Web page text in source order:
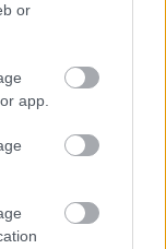
or
app.